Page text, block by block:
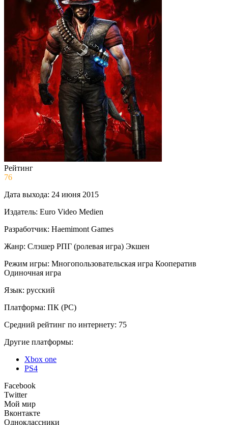
Рейтинг
76
Дата выхода: 24 июня 2015
Издатель: Euro Video Medien
Разработчик: Haemimont Games
Жанр: Слэшер РПГ (ролевая игра) Экшен
Режим игры: Многопользовательская игра Кооператив
Одиночная игра
Язык: русский
Платформа: ПК (PC)
Средний рейтинг по интернету: 75
Другие платформы:
Xbox one
PS4
Facebook
Twitter
Мой мир
Вконтакте
Одноклассники